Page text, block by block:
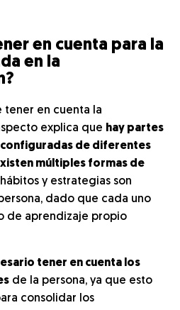
en cuenta para la
en la
tener en cuenta la
explica que hay partes
de diferentes
múltiples formas de
hábitos y estrategias son
dado que cada uno
de aprendizaje propio
tener en cuenta los
de la persona, ya que esto
consolidar los